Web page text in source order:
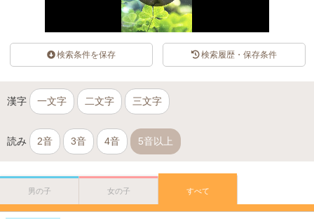
検索条件を保存 検索履歴・保存条件
漢字 一文字 二文字 三文字
読み 2音 3音 4音 5音以上
男の子 女の子 すべて